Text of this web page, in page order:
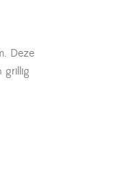
Deze
grillig